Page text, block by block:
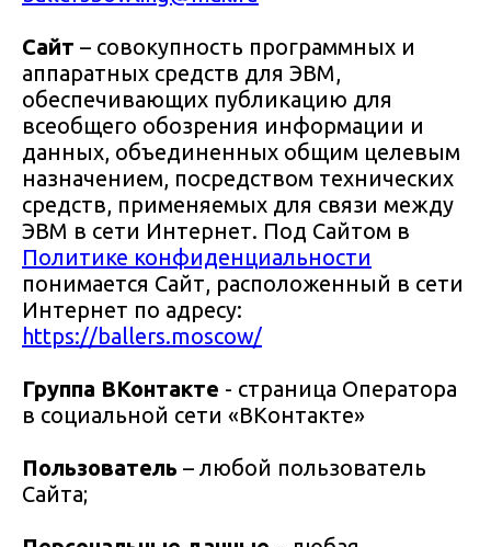
Сайт – совокупность программных и
аппаратных средств для ЭВМ,
обеспечивающих публикацию для
всеобщего обозрения информации и
данных, объединенных общим целевым
назначением, посредством технических
средств, применяемых для связи между
ЭВМ в сети Интернет. Под Сайтом в
Политике конфиденциальности
понимается Сайт, расположенный в сети
Интернет по адресу:
https://ballers.moscow/
Группа ВКонтакте - страница Оператора
в социальной сети «ВКонтакте»
Пользователь – любой пользователь
Сайта;